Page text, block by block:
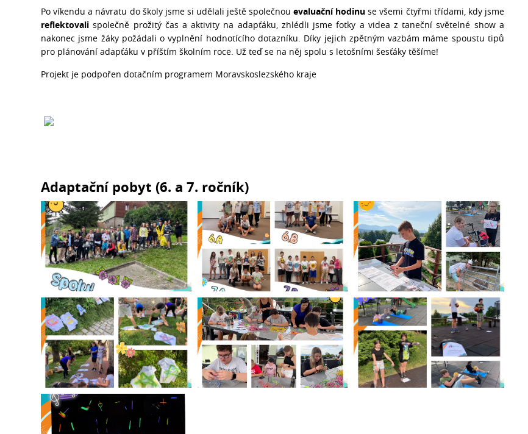
Po víkendu a návratu do školy jsme si udělali ještě společnouevaluační hodinu se všemi čtyřmi třídami, kdy jsme
reflektovalispolečně prožitý čas a aktivity na adapťáku, zhlédli jsme fotky a videa z taneční světelné show a
nakonec jsme žáky požádali o vyplnění hodnotícího dotazníku. Díky jejich zpětným vazbám máme spoustu tipů
pro plánování adapťáku v příštím školním roce. Už teď se na něj spolu s letošními šesťáky těšíme!
Projekt je podpořen dotačním programem Moravskoslezského kraje
Adaptační pobyt (6. a 7. ročník)